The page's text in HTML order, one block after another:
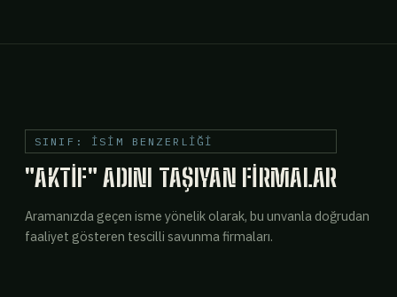
SINIF: İSİM BENZERLİĞİ
"AKTIF" ADINI TAŞIYAN FIRMALAR
Aramanızda geçen isme yönelik olarak, bu unvanla doğrudan
faaliyet gösteren tescilli savunma firmaları.